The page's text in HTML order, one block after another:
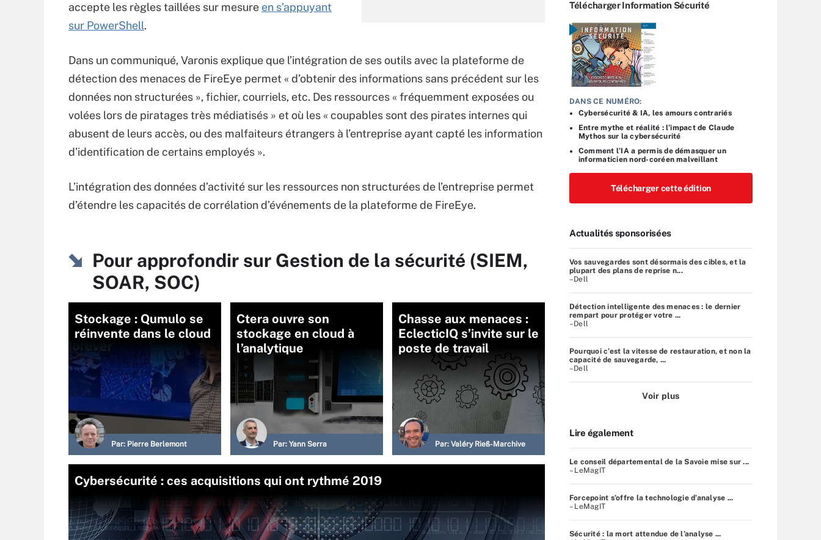
accepte les règles taillées sur mesure en s’appuyant
sur PowerShell.
Dans un communiqué, Varonis explique que l’intégration de ses outils avec la plateforme de
détection des menaces de FireEye permet « d’obtenir des informations sans précédent sur les
données non structurées », fichier, courriels, etc. Des ressources « fréquemment exposées ou
volées lors de piratages très médiatisés » et où les « coupables sont des pirates internes qui
abusent de leurs accès, ou des malfaiteurs étrangers à l’entreprise ayant capté les information
d’identification de certains employés ».
L’intégration des données d’activité sur les ressources non structurées de l’entreprise permet
d’étendre les capacités de corrélation d’événements de la plateforme de FireEye.
Pour approfondir sur Gestion de la sécurité (SIEM,
SOAR, SOC)
Stockage : Qumulo se
réinvente dans le cloud
Par: Pierre Berlemont
Ctera ouvre son
stockage en cloud à
l’analytique
Par: Yann Serra
Chasse aux menaces :
EclecticIQ s’invite sur le
poste de travail
Par: Valéry Rieß-Marchive
Cybersécurité : ces acquisitions qui ont rythmé 2019
Télécharger Information Sécurité
DANS CE NUMÉRO:
Cybersécurité & IA, les amours contrariés
Entre mythe et réalité : l’impact de Claude
Mythos sur la cybersécurité
Comment l’IA a permis de démasquer un
informaticien nord-coréen malveillant
Télécharger cette édition
Actualités sponsorisées
Vos sauvegardes sont désormais des cibles, et la
plupart des plans de reprise n...
–Dell
Détection intelligente des menaces : le dernier
rempart pour protéger votre ...
–Dell
Pourquoi c’est la vitesse de restauration, et non la
capacité de sauvegarde, ...
–Dell
Voir plus
Lire également
Le conseil départemental de la Savoie mise sur ...
– LeMagIT
Forcepoint s’offre la technologie d’analyse ...
– LeMagIT
Sécurité : la mort attendue de l’analyse ...